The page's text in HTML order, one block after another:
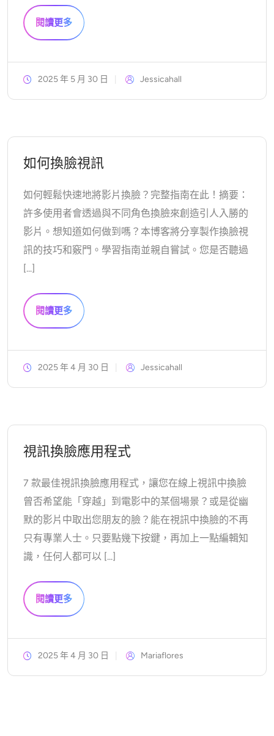
髮型更換器
換衣服
爆頭生成器專業版
AI頭像生成器
護照照片製作工具
視頻工具
視頻效果
視頻增強器
影片浮水印去除器
閱讀更多
2025 年 5 月 30 日 Jessicahall
如何換臉視訊
如何輕鬆快速地將影片換臉？完整指南在此！摘要：
許多使用者會透過與不同角色換臉來創造引人入勝的
影片。想知道如何做到嗎？本博客將分享製作換臉視
訊的技巧和竅門。學習指南並親自嘗試。您是否聽過
[...]
閱讀更多
2025 年 4 月 30 日 Jessicahall
視訊換臉應用程式
7 款最佳視訊換臉應用程式，讓您在線上視訊中換臉
曾否希望能「穿越」到電影中的某個場景？或是從幽
默的影片中取出您朋友的臉？能在視訊中換臉的不再
只有專業人士。只要點幾下按鍵，再加上一點編輯知
識，任何人都可以 [...]
閱讀更多
2025 年 4 月 30 日 Mariaflores